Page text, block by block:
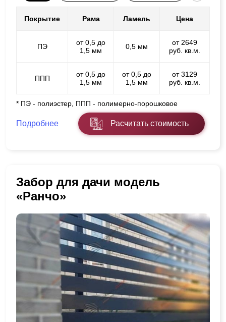
Покрытие Рама Ламель Цена
ПЭ
от 0,5 до
1,5 мм
0,5 мм
от 2649
руб. кв.м.
ППП
от 0,5 до
1,5 мм
от 0,5 до
1,5 мм
от 3129
руб. кв.м.
* ПЭ - полиэстер, ППП - полимерно-порошковое
Подробнее Расчитать стоимость
Забор для дачи модель
«Ранчо»